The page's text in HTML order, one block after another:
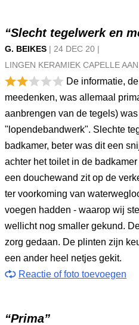
“Slecht tegelwerk en
G. BEIKES | 24 DEC 20 |
LINGEN KERAMIEK CAPELLE
De informatie,
meedenken, was allemaal
aanbrengen van de tegels)
"lopendebandwerk". Slechte
badkamer, beter was dit een
achter het toilet in de
een douchewand zit op de
ter voorkoming van
voegen hadden - waarop wij
wellicht nog smaller gekund.
zorg gedaan. De plinten zijn
een ander heel netjes gekit.
Reactie of foto toevoegen
“Prima”